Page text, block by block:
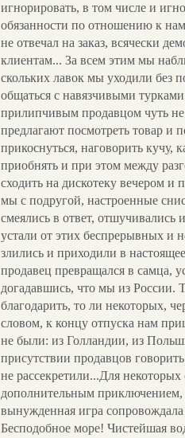
игнорировать, в том числе и
обязанности по отношению к
не отвечал на заказ, всячески
клиентам... За всем этим мы
скольких лавок мы уходили без
общаться с навязчивыми
прилипчивым продавцом чуть не
предлагают посмотреть товар и
прикоснуться, наговорить
приобнять и при этом между
сходить на дискотеку вечером и
мы с подругой, настроенные
смеялись в ответ,
устали от этих беспрерывных и
злились и приходили в
продавец превращался в самца,
догадавшись, что мы из России.
благодарить, то ли некоторых,
словом, к концу отпуска нам
не были: из Голландии, из
присутствии продавцов
не рассекретили...Для
дополнительным приключением,
вынужденная игра
Бесподобное море! Чистейшая